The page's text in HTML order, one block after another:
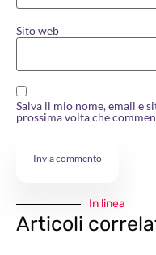
Sito web
Salva il mio nome, email e
prossima volta che
In linea
Articoli